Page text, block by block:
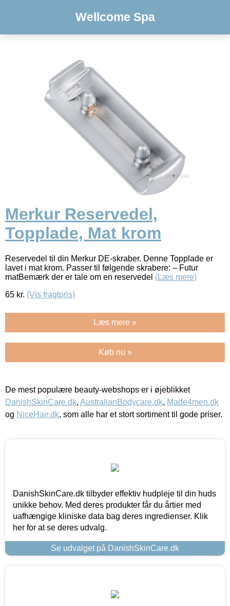
Wellcome Spa
Merkur Reservedel,
Topplade, Mat krom
Reservedel til din Merkur DE-skraber. Denne Topplade er
lavet i mat krom. Passer til følgende skrabere: – Futur
matBemærk der er tale om en reservedel (Læs mere)
65 kr. (Vis fragtpris)
Læs mere »
Køb nu »
De mest populære beauty-webshops er i øjeblikket
DanishSkinCare.dk, AustralianBodycare.dk, Made4men.dk
og NiceHair.dk, som alle har et stort sortiment til gode priser.
DanishSkinCare.dk tilbyder effektiv hudpleje til din huds
unikke behov. Med deres produkter får du årtier med
uafhængige kliniske data bag deres ingredienser. Klik
her for at se deres udvalg.
Se udvalget på DanishSkinCare.dk